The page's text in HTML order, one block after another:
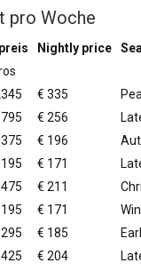
pro Woche
Nightly price
€ 335
€ 256
€ 196
€ 171
€ 211
€ 171
€ 185
€ 204